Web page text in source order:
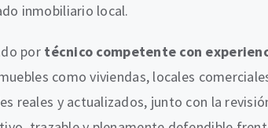
inmobiliario local.
por técnico competente con
como viviendas, locales
reales y actualizados, junto con la